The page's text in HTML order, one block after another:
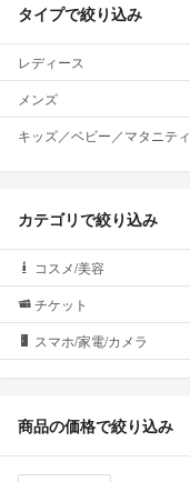
タイプで絞り込み
レディース
メンズ
キッズ／ベビー／マタニティ
カテゴリで絞り込み
コスメ/美容
チケット
スマホ/家電/カメラ
商品の価格で絞り込み